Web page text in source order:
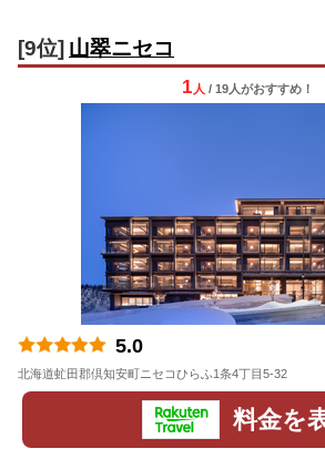
[9位] 山翠ニセコ
1 人 / 19人がおすすめ！
5.0
北海道虻田郡倶知安町ニセコひらふ1条4丁目5-32
料金を